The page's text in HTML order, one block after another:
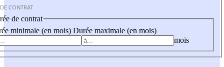
CONTRAT
de contrat
minimale (en mois) Durée maximale (en mois)
mois